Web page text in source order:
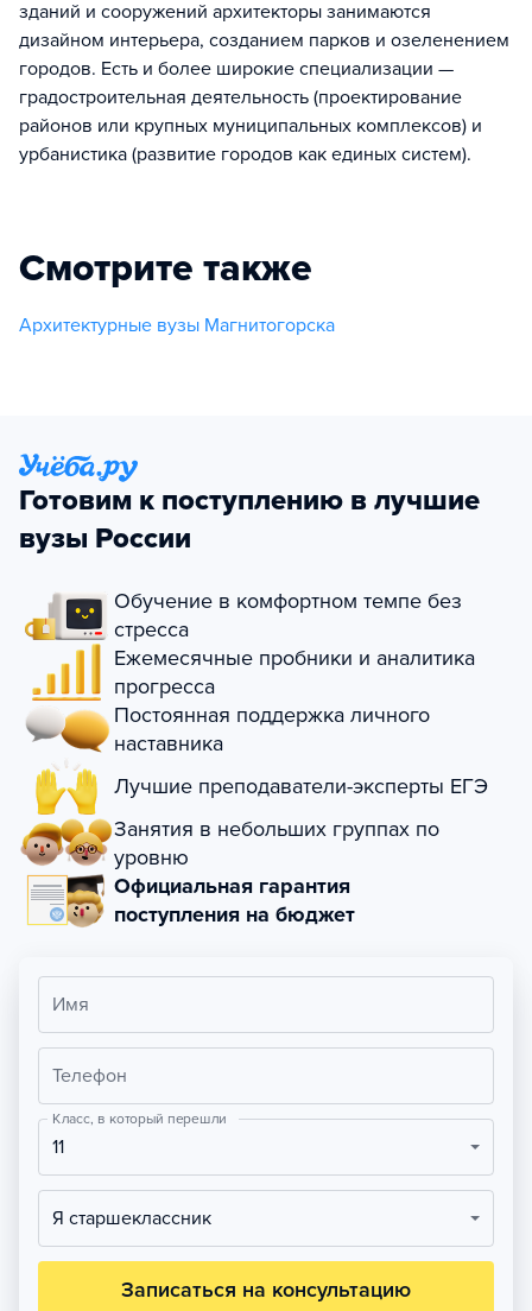
зданий и сооружений архитекторы занимаются
дизайном интерьера, созданием парков и озеленением
городов. Есть и более широкие специализации —
градостроительная деятельность (проектирование
районов или крупных муниципальных комплексов) и
урбанистика (развитие городов как единых систем).
Смотрите также
Архитектурные вузы Магнитогорска
Готовим к поступлению в лучшие
вузы России
Обучение в комфортном темпе без
стресса
Ежемесячные пробники и аналитика
прогресса
Постоянная поддержка личного
наставника
Лучшие преподаватели-эксперты ЕГЭ
Занятия в небольших группах по
уровню
Официальная гарантия
поступления на бюджет
Имя
Телефон
Класс, в который перешли
11
Я старшеклассник
Записаться на консультацию